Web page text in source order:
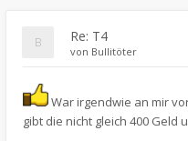
Re: T4
von Bullitöter
War irgendwie an mir
gibt die nicht gleich 400 Geld